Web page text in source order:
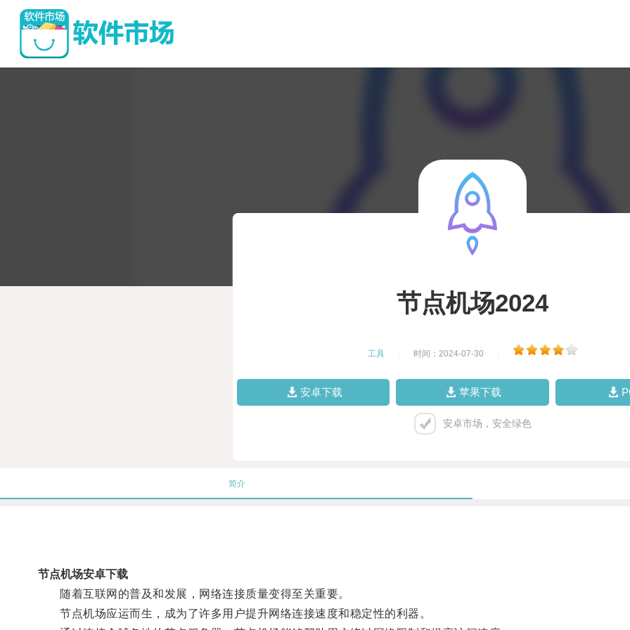
节点机场2024
工具 时间：2024-07-30
安卓下载 苹果下载
安卓市场，安全绿色
简介
节点机场安卓下载
随着互联网的普及和发展，网络连接质量变得至关重要。
节点机场应运而生，成为了许多用户提升网络连接速度和稳定性的利器。